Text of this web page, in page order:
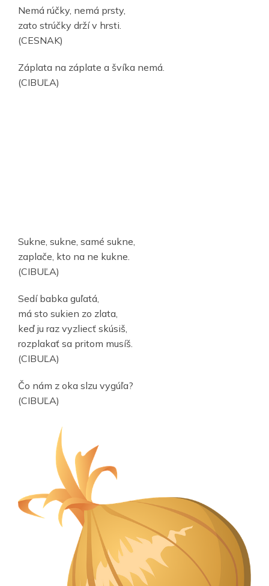
Nemá rúčky, nemá prsty,
zato strúčky drží v hrsti.
(CESNAK)
Záplata na záplate a švíka nemá.
(CIBUĽA)
Sukne, sukne, samé sukne,
zaplače, kto na ne kukne.
(CIBUĽA)
Sedí babka guľatá,
má sto sukien zo zlata,
keď ju raz vyzliecť skúsiš,
rozplakať sa pritom musíš.
(CIBUĽA)
Čo nám z oka slzu vygúľa?
(CIBUĽA)